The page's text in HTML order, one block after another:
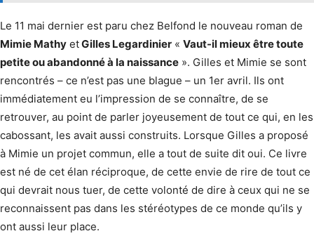
Le 11 mai dernier est paru chez Belfond le nouveau roman de
Mimie Mathy etGilles Legardinier « Vaut-il mieux être toute
petite ou abandonné à la naissance ». Gilles et Mimie se sont
rencontrés – ce n’est pas une blague – un 1er avril. Ils ont
immédiatement eu l’impression de se connaître, de se
retrouver, au point de parler joyeusement de tout ce qui, en les
cabossant, les avait aussi construits. Lorsque Gilles a proposé
à Mimie un projet commun, elle a tout de suite dit oui. Ce livre
est né de cet élan réciproque, de cette envie de rire de tout ce
qui devrait nous tuer, de cette volonté de dire à ceux qui ne se
reconnaissent pas dans les stéréotypes de ce monde qu’ils y
ont aussi leur place.